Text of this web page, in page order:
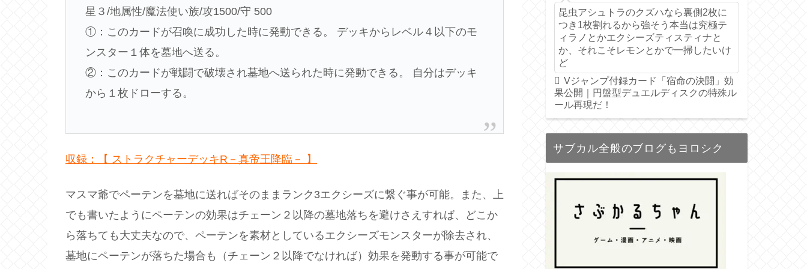
星３/地属性/魔法使い族/攻1500/守 500
①：このカードが召喚に成功した時に発動できる。 デッキからレベル４以下のモ
ンスター１体を墓地へ送る。
②：このカードが戦闘で破壊され墓地へ送られた時に発動できる。 自分はデッキ
から１枚ドローする。
収録：【 ストラクチャーデッキR－真帝王降臨－ 】
マスマ爺でペーテンを墓地に送ればそのままランク3エクシーズに繋ぐ事が可能。また、上
でも書いたようにペーテンの効果はチェーン２以降の墓地落ちを避けさえすれば、どこか
ら落ちても大丈夫なので、ペーテンを素材としているエクシーズモンスターが除去され、
墓地にペーテンが落ちた場合も（チェーン２以降でなければ）効果を発動する事が可能で
昆虫アシュトラのクズハなら裏側2枚に
つき1枚割れるから強そう本当は究極テ
ィラノとかエクシーズティスティナと
か、それこそレモンとかで一掃したいけ
ど
Vジャンプ付録カード「宿命の決闘」効
果公開｜円盤型デュエルディスクの特殊ル
ール再現だ！
サブカル全般のブログもヨロシク